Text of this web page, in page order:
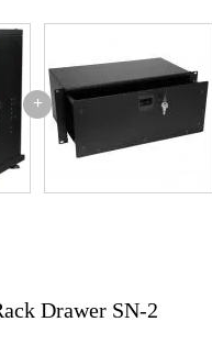
su entrambi i lati
460 x 645 mm
per 6 dispositivi
+
Drawer SN-2